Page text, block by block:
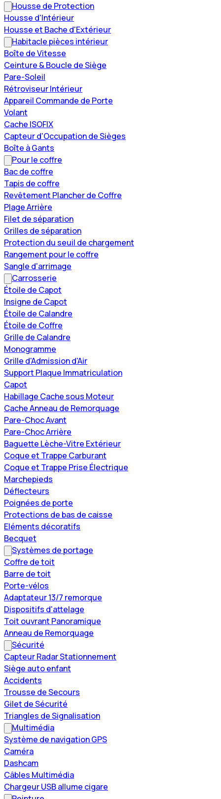
Housse de Protection
Housse d'Intérieur
Housse et Bache d'Extérieur
Habitacle pièces intérieur
Boîte de Vitesse
Ceinture & Boucle de Siège
Pare-Soleil
Rétroviseur Intérieur
Appareil Commande de Porte
Volant
Cache ISOFIX
Capteur d'Occupation de Sièges
Boîte à Gants
Pour le coffre
Bac de coffre
Tapis de coffre
Revêtement Plancher de Coffre
Plage Arrière
Filet de séparation
Grilles de séparation
Protection du seuil de chargement
Rangement pour le coffre
Sangle d'arrimage
Carrosserie
Étoile de Capot
Insigne de Capot
Étoile de Calandre
Étoile de Coffre
Grille de Calandre
Monogramme
Grille d'Admission d'Air
Support Plaque Immatriculation
Capot
Habillage Cache sous Moteur
Cache Anneau de Remorquage
Pare-Choc Avant
Pare-Choc Arrière
Baguette Lèche-Vitre Extérieur
Coque et Trappe Carburant
Coque et Trappe Prise Électrique
Marchepieds
Déflecteurs
Poignées de porte
Protections de bas de caisse
Eléments décoratifs
Becquet
Systèmes de portage
Coffre de toit
Barre de toit
Porte-vélos
Adaptateur 13/7 remorque
Dispositifs d'attelage
Toit ouvrant Panoramique
Anneau de Remorquage
Sécurité
Capteur Radar Stationnement
Siège auto enfant
Accidents
Trousse de Secours
Gilet de Sécurité
Triangles de Signalisation
Multimédia
Système de navigation GPS
Caméra
Dashcam
Câbles Multimédia
Chargeur USB allume cigare